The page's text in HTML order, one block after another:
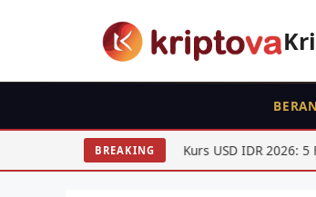
BREAKINGKurs USD IDR 2026: 5 Faktor